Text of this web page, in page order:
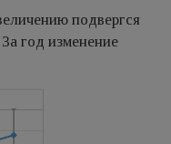
подвергся
год изменение